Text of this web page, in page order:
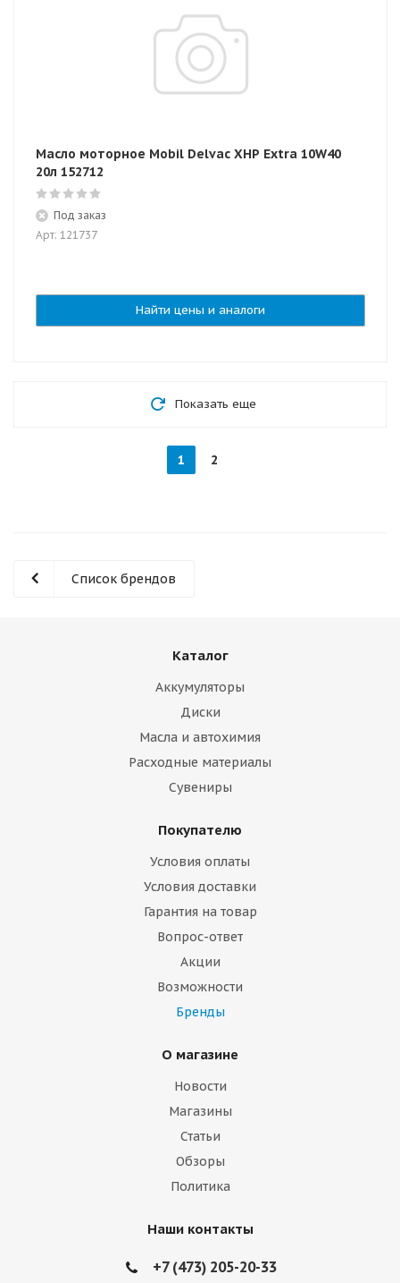
Масло моторное Mobil Delvac XHP Extra 10W40
20л 152712
Под заказ
Арт: 121737
Найти цены и аналоги
Показать еще
1 2
Список брендов
Каталог
Аккумуляторы
Диски
Масла и автохимия
Расходные материалы
Сувениры
Покупателю
Условия оплаты
Условия доставки
Гарантия на товар
Вопрос-ответ
Акции
Возможности
Бренды
О магазине
Новости
Магазины
Статьи
Обзоры
Политика
Наши контакты
+7 (473) 205-20-33